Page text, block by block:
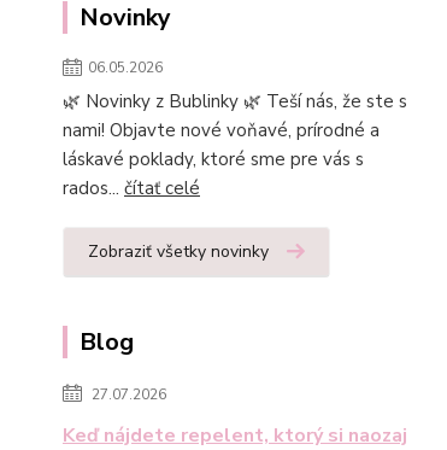
Novinky
06.05.2026
🌿 Novinky z Bublinky 🌿 Teší nás, že ste s
nami! Objavte nové voňavé, prírodné a
láskavé poklady, ktoré sme pre vás s
rados... čítať celé
Zobraziť všetky novinky
Blog
27.07.2026
Keď nájdete repelent, ktorý si naozaj